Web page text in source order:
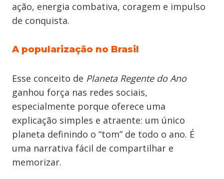
ação, energia combativa, coragem e impulso
de conquista.
A popularização no Brasil
Esse conceito de Planeta Regente do Ano
ganhou força nas redes sociais,
especialmente porque oferece uma
explicação simples e atraente: um único
planeta definindo o “tom” de todo o ano. É
uma narrativa fácil de compartilhar e
memorizar.